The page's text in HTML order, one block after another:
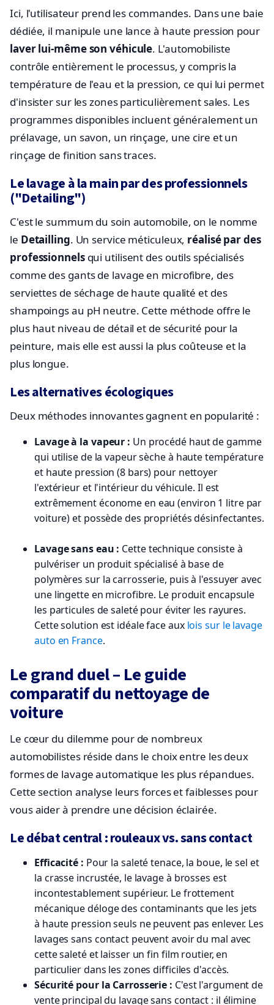
Ici, l'utilisateur prend les commandes. Dans une baie
dédiée, il manipule une lance à haute pression pour
laver lui-même son véhicule. L'automobiliste
contrôle entièrement le processus, y compris la
température de l'eau et la pression, ce qui lui permet
d'insister sur les zones particulièrement sales. Les
programmes disponibles incluent généralement un
prélavage, un savon, un rinçage, une cire et un
rinçage de finition sans traces.
Le lavage à la main par des professionnels
("Detailing")
C'est le summum du soin automobile, on le nomme
le Detailling. Un service méticuleux, réalisé par des
professionnels qui utilisent des outils spécialisés
comme des gants de lavage en microfibre, des
serviettes de séchage de haute qualité et des
shampoings au pH neutre. Cette méthode offre le
plus haut niveau de détail et de sécurité pour la
peinture, mais elle est aussi la plus coûteuse et la
plus longue.
Les alternatives écologiques
Deux méthodes innovantes gagnent en popularité :
Lavage à la vapeur : Un procédé haut de gamme
qui utilise de la vapeur sèche à haute température
et haute pression (8 bars) pour nettoyer
l'extérieur et l'intérieur du véhicule. Il est
extrêmement économe en eau (environ 1 litre par
voiture) et possède des propriétés désinfectantes.
Lavage sans eau : Cette technique consiste à
pulvériser un produit spécialisé à base de
polymères sur la carrosserie, puis à l'essuyer avec
une lingette en microfibre. Le produit encapsule
les particules de saleté pour éviter les rayures.
Cette solution est idéale face aux lois sur le lavage
auto en France.
Le grand duel – Le guide
comparatif du nettoyage de
voiture
Le cœur du dilemme pour de nombreux
automobilistes réside dans le choix entre les deux
formes de lavage automatique les plus répandues.
Cette section analyse leurs forces et faiblesses pour
vous aider à prendre une décision éclairée.
Le débat central : rouleaux vs. sans contact
Efficacité : Pour la saleté tenace, la boue, le sel et
la crasse incrustée, le lavage à brosses est
incontestablement supérieur. Le frottement
mécanique déloge des contaminants que les jets
à haute pression seuls ne peuvent pas enlever. Les
lavages sans contact peuvent avoir du mal avec
cette saleté et laisser un fin film routier, en
particulier dans les zones difficiles d'accès.
Sécurité pour la Carrosserie : C'est l'argument de
vente principal du lavage sans contact : il élimine